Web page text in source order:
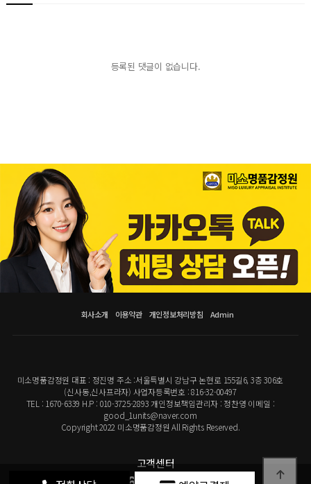
등록된 댓글이 없습니다.
회사소개 이용약관 개인정보처리방침 Admin
미소명품감정원 대표 : 정진명 주소 :서울특별시 강남구 논현로 155길6, 3층 306호
(신사동,신사프라자) 사업자등록번호 : 816-32-00497
TEL : 1670-6339 H.P : 010-3725-2893 개인정보책임관리자 : 정찬영 이메일 :
good_1units@naver.com
Copyright 2022 미소명품감정원 All Rights Reserved.
고객센터